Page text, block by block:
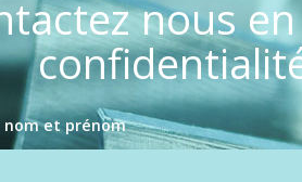
nous
nom et prénom